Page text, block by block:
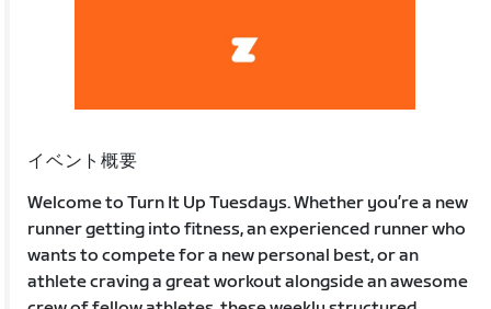
イベント概要
Welcome to Turn It Up Tuesdays. Whether you’re a new
runner getting into fitness, an experienced runner who
wants to compete for a new personal best, or an
athlete craving a great workout alongside an awesome